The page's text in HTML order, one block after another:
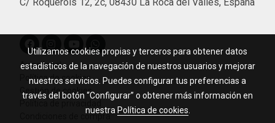
Aviso legal
Política de cookies
Gestión de cookies
Condiciones de compra
Utilizamos cookies propias y terceros para obtener datos
estadísticos de la navegación de nuestros usuarios y mejorar
nuestros servicios. Puedes configurar tus preferencias a
través del botón “Configurar” o obtener más información en
nuestra Política de cookies